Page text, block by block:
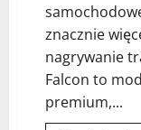
znacznie
nagrywanie
Falcon to
premium,...